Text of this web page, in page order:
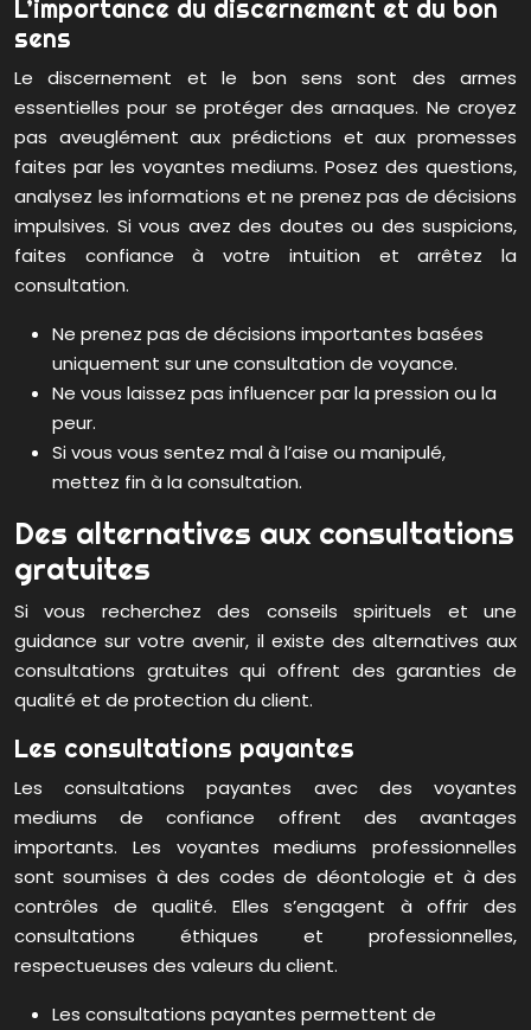
L’importance du discernement et du bon
sens
Le discernement et le bon sens sont des armes
essentielles pour se protéger des arnaques. Ne croyez
pas aveuglément aux prédictions et aux promesses
faites par les voyantes mediums. Posez des questions,
analysez les informations et ne prenez pas de décisions
impulsives. Si vous avez des doutes ou des suspicions,
faites confiance à votre intuition et arrêtez la
consultation.
Ne prenez pas de décisions importantes basées
uniquement sur une consultation de voyance.
Ne vous laissez pas influencer par la pression ou la
peur.
Si vous vous sentez mal à l’aise ou manipulé,
mettez fin à la consultation.
Des alternatives aux consultations
gratuites
Si vous recherchez des conseils spirituels et une
guidance sur votre avenir, il existe des alternatives aux
consultations gratuites qui offrent des garanties de
qualité et de protection du client.
Les consultations payantes
Les consultations payantes avec des voyantes
mediums de confiance offrent des avantages
importants. Les voyantes mediums professionnelles
sont soumises à des codes de déontologie et à des
contrôles de qualité. Elles s’engagent à offrir des
consultations éthiques et professionnelles,
respectueuses des valeurs du client.
Les consultations payantes permettent de